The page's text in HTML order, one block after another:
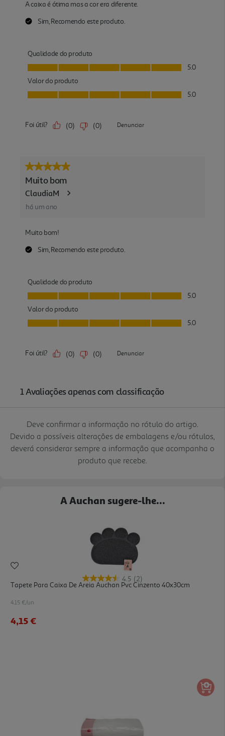
Deve confirmar a informação no rótulo do artigo.
Devido a possíveis alterações de embalagens e/ou rótulos,
deverá considerar sempre a informação que acompanha o
produto que recebe.
A Auchan sugere-lhe...
4.5 (2)
Tapete Para Caixa De Areia Auchan Pvc Cinzento 40x30cm
4.15 €/un
4,15 €